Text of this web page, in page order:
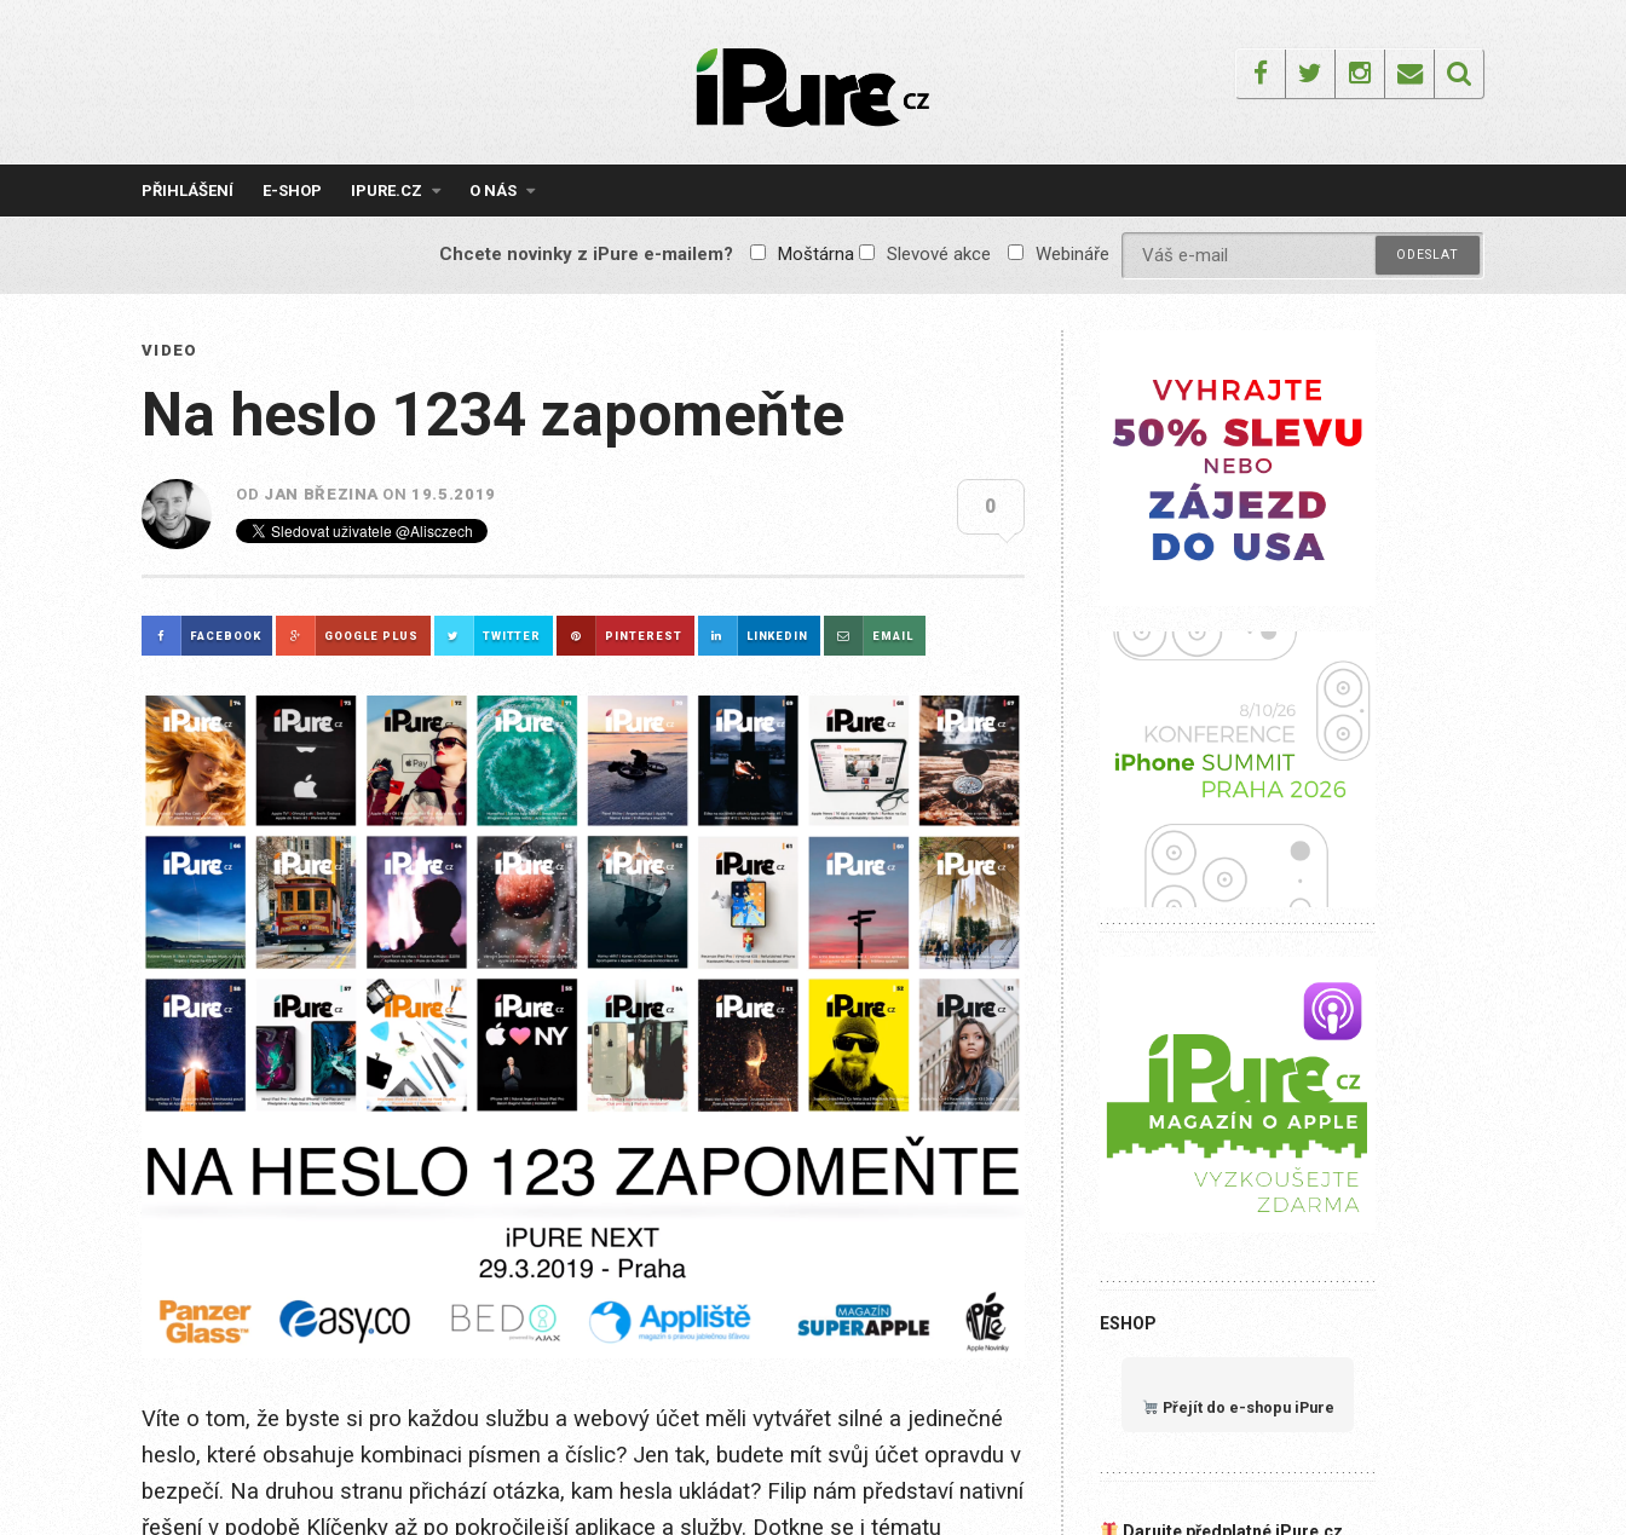
IPURE.CZ
Prémiový Apple e-
reklamy, žádné
obsah pro všechny
FacebookTwitterInstagram
Email
PŘIHLÁŠENÍ E-SHOP IPURE.CZ O NÁS
Chcete novinky z iPure e-mailem? Moštárna Slevové akce Webináře
VIDEO
Na heslo 1234 zapomeňte
OD JAN BŘEZINA ON 19.5.2019
0
FACEBOOK GOOGLE PLUS TWITTER PINTEREST LINKEDIN EMAIL
Víte o tom, že byste si pro každou službu a webový účet měli vytvářet silné a jedinečné
heslo, které obsahuje kombinaci písmen a číslic? Jen tak, budete mít svůj účet opravdu v
bezpečí. Na druhou stranu přichází otázka, kam hesla ukládat? Filip nám představí nativní
řešení v podobě Klíčenky až po pokročilejší aplikace a služby. Dotkne se i tématu
ESHOP
Přejít do e-shopu iPure